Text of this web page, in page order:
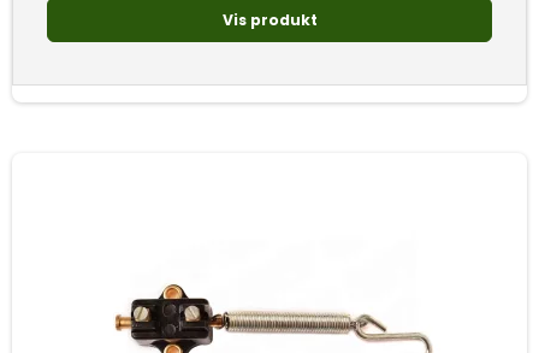
Vis produkt